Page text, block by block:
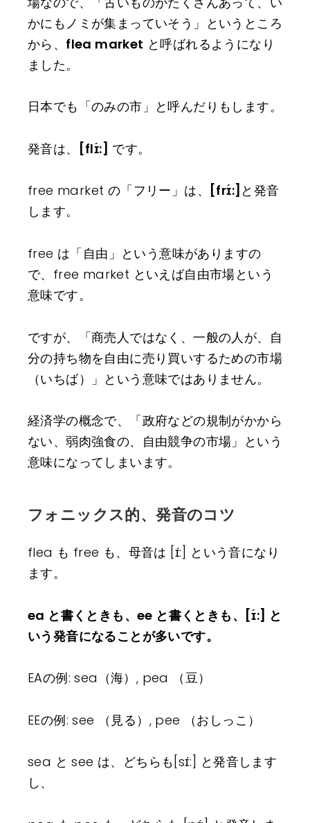
かにもノミが集まっていそう」というところ
から、 flea market と呼ばれるようになり
ました。
日本でも「のみの市」と呼んだりもします。
発音は、 [flɪ́:] です。
free market の「フリー」は、 [frɪ́:] と発音
します。
free は「自由」という意味がありますの
で、free market といえば自由市場という
意味です。
ですが、「商売人ではなく、一般の人が、自
分の持ち物を自由に売り買いするための市場
（いちば）」という意味ではありません。
経済学の概念で、「政府などの規制がかから
ない、弱肉強食の、自由競争の市場」という
意味になってしまいます。
フォニックス的、発音のコツ
flea も free も、母音は [ɪ́:] という音になり
ます。
ea と書くときも、ee と書くときも、[ɪ́:] と
いう発音になることが多いです。
EAの例: sea（海）, pea （豆）
EEの例: see （見る）, pee （おしっこ）
sea と see は、どちらも[sɪ́:] と発音します
し、